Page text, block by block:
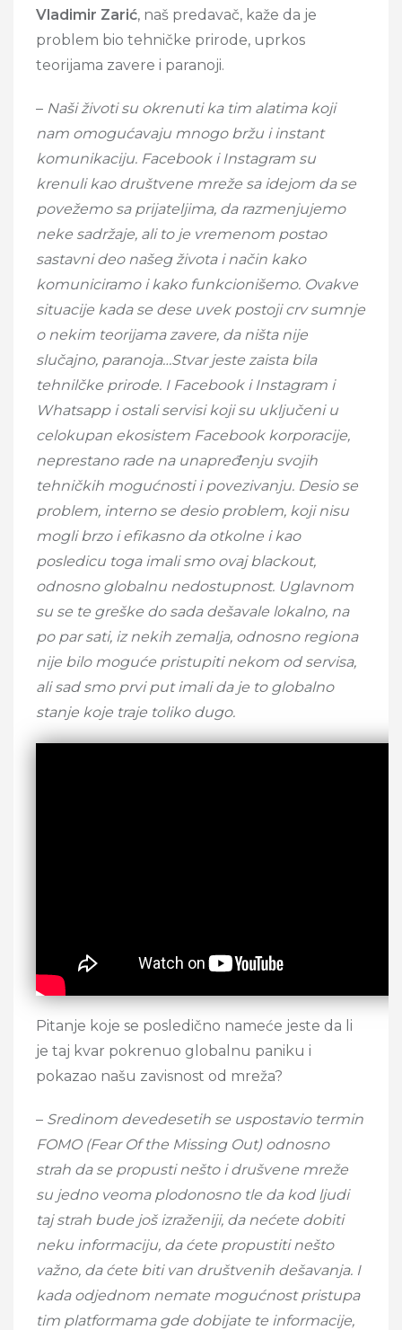
Vladimir Zarić, naš predavač, kaže da je
problem bio tehničke prirode, uprkos
teorijama zavere i paranoji.
– Naši životi su okrenuti ka tim alatima koji
nam omogućavaju mnogo bržu i instant
komunikaciju. Facebook i Instagram su
krenuli kao društvene mreže sa idejom da se
povežemo sa prijateljima, da razmenjujemo
neke sadržaje, ali to je vremenom postao
sastavni deo našeg života i način kako
komuniciramo i kako funkcionišemo. Ovakve
situacije kada se dese uvek postoji crv sumnje
o nekim teorijama zavere, da ništa nije
slučajno, paranoja…Stvar jeste zaista bila
tehnilčke prirode. I Facebook i Instagram i
Whatsapp i ostali servisi koji su uključeni u
celokupan ekosistem Facebook korporacije,
neprestano rade na unapređenju svojih
tehničkih mogućnosti i povezivanju. Desio se
problem, interno se desio problem, koji nisu
mogli brzo i efikasno da otkolne i kao
posledicu toga imali smo ovaj blackout,
odnosno globalnu nedostupnost. Uglavnom
su se te greške do sada dešavale lokalno, na
po par sati, iz nekih zemalja, odnosno regiona
nije bilo moguće pristupiti nekom od servisa,
ali sad smo prvi put imali da je to globalno
stanje koje traje toliko dugo.
Pitanje koje se posledično nameće jeste da li
je taj kvar pokrenuo globalnu paniku i
pokazao našu zavisnost od mreža?
– Sredinom devedesetih se uspostavio termin
FOMO (Fear Of the Missing Out) odnosno
strah da se propusti nešto i drušvene mreže
su jedno veoma plodonosno tle da kod ljudi
taj strah bude još izraženiji, da nećete dobiti
neku informaciju, da ćete propustiti nešto
važno, da ćete biti van društvenih dešavanja. I
kada odjednom nemate mogućnost pristupa
tim platformama gde dobijate te informacije,